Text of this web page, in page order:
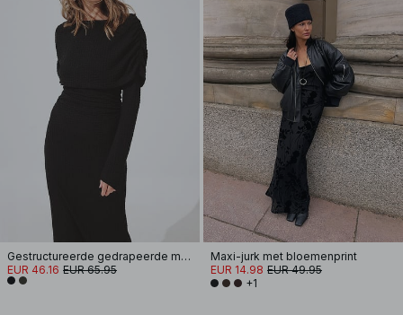
Gestructureerde gedrapeerde maxi-jurk
EUR 46.16 EUR 65.95
Maxi-jurk met bloemenprint
EUR 14.98 EUR 49.95
+1